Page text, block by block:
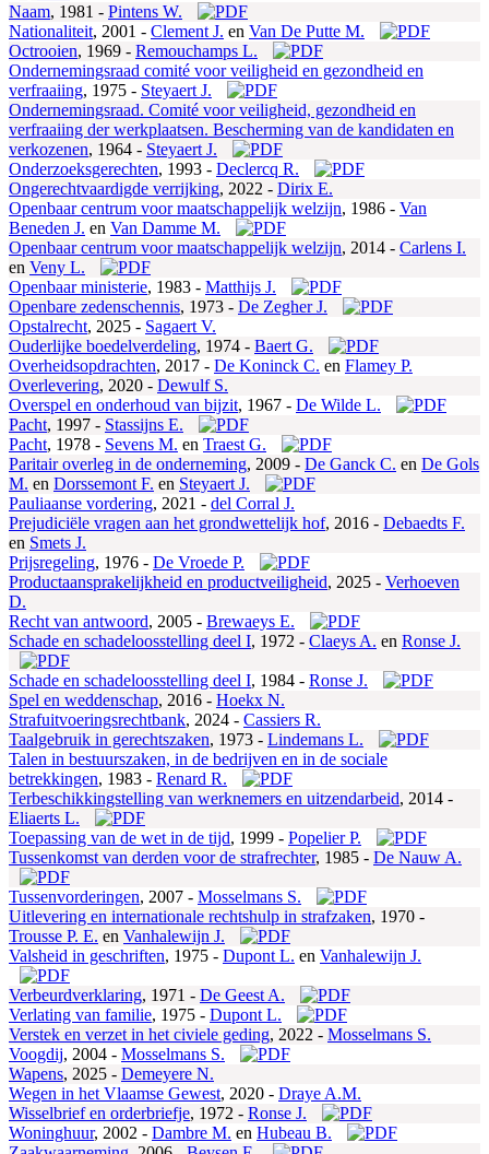
Naam, 1981 - Pintens W.
Nationaliteit, 2001 - Clement J. en Van De Putte M.
Octrooien, 1969 - Remouchamps L.
Ondernemingsraad comité voor veiligheid en gezondheid en
verfraaiing, 1975 - Steyaert J.
Ondernemingsraad. Comité voor veiligheid, gezondheid en
verfraaiing der werkplaatsen. Bescherming van de kandidaten en
verkozenen, 1964 - Steyaert J.
Onderzoeksgerechten, 1993 - Declercq R.
Ongerechtvaardigde verrijking, 2022 - Dirix E.
Openbaar centrum voor maatschappelijk welzijn, 1986 - Van
Beneden J. en Van Damme M.
Openbaar centrum voor maatschappelijk welzijn, 2014 - Carlens I.
en Veny L.
Openbaar ministerie, 1983 - Matthijs J.
Openbare zedenschennis, 1973 - De Zegher J.
Opstalrecht, 2025 - Sagaert V.
Ouderlijke boedelverdeling, 1974 - Baert G.
Overheidsopdrachten, 2017 - De Koninck C. en Flamey P.
Overlevering, 2020 - Dewulf S.
Overspel en onderhoud van bijzit, 1967 - De Wilde L.
Pacht, 1997 - Stassijns E.
Pacht, 1978 - Sevens M. en Traest G.
Paritair overleg in de onderneming, 2009 - De Ganck C. en De Gols
M. en Dorssemont F. en Steyaert J.
Pauliaanse vordering, 2021 - del Corral J.
Prejudiciële vragen aan het grondwettelijk hof, 2016 - Debaedts F.
en Smets J.
Prijsregeling, 1976 - De Vroede P.
Productaansprakelijkheid en productveiligheid, 2025 - Verhoeven
D.
Recht van antwoord, 2005 - Brewaeys E.
Schade en schadeloosstelling deel I, 1972 - Claeys A. en Ronse J.
Schade en schadeloosstelling deel I, 1984 - Ronse J.
Spel en weddenschap, 2016 - Hoekx N.
Strafuitvoeringsrechtbank, 2024 - Cassiers R.
Taalgebruik in gerechtszaken, 1973 - Lindemans L.
Talen in bestuurszaken, in de bedrijven en in de sociale
betrekkingen, 1983 - Renard R.
Terbeschikkingstelling van werknemers en uitzendarbeid, 2014 -
Eliaerts L.
Toepassing van de wet in de tijd, 1999 - Popelier P.
Tussenkomst van derden voor de strafrechter, 1985 - De Nauw A.
Tussenvorderingen, 2007 - Mosselmans S.
Uitlevering en internationale rechtshulp in strafzaken, 1970 -
Trousse P. E. en Vanhalewijn J.
Valsheid in geschriften, 1975 - Dupont L. en Vanhalewijn J.
Verbeurdverklaring, 1971 - De Geest A.
Verlating van familie, 1975 - Dupont L.
Verstek en verzet in het civiele geding, 2022 - Mosselmans S.
Voogdij, 2004 - Mosselmans S.
Wapens, 2025 - Demeyere N.
Wegen in het Vlaamse Gewest, 2020 - Draye A.M.
Wisselbrief en orderbriefje, 1972 - Ronse J.
Woninghuur, 2002 - Dambre M. en Hubeau B.